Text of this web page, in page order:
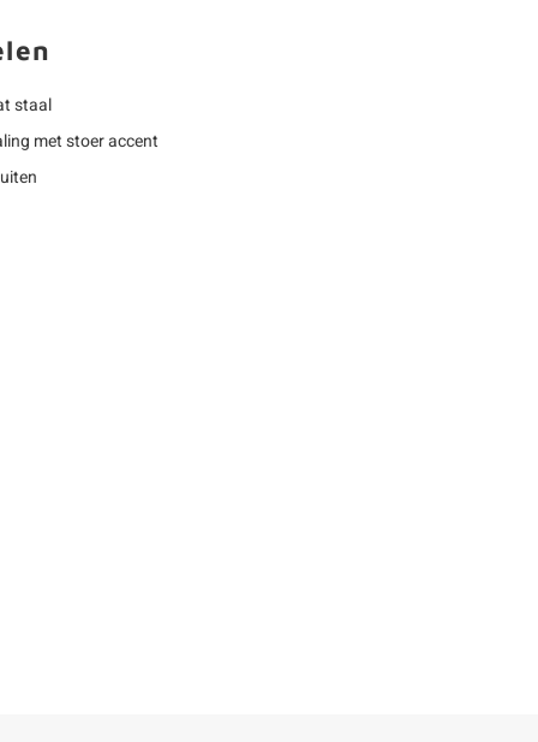
staal
met stoer accent